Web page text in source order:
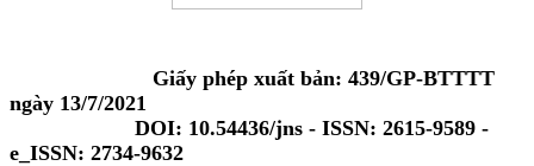
Giấy phép xuất bản: 439/GP-BTTTT
ngày 13/7/2021
DOI: 10.54436/jns - ISSN: 2615-9589 -
e_ISSN: 2734-9632